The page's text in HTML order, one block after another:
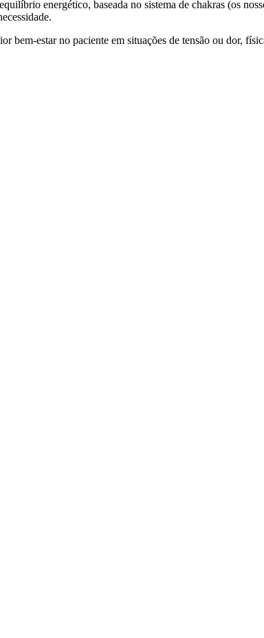
energético, baseada no sistema de chakras (os
bem-estar no paciente em situações de tensão ou dor,